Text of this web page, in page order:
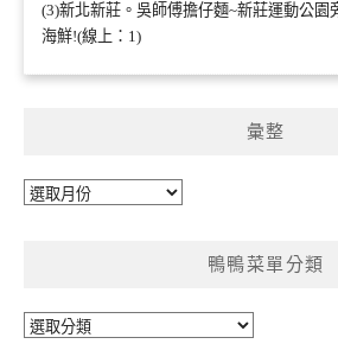
(3)新北新莊。吳師傅擔仔麵~新莊運動公園
海鮮!(線上：1)
彙整
彙
鴨鴨菜單分類
鴨